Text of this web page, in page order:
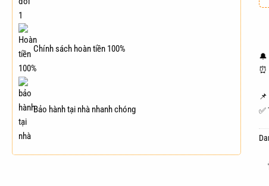
Chính sách hoàn tiền 100%
Bảo hành tại nhà nhanh chóng
🔔
⏰
✅